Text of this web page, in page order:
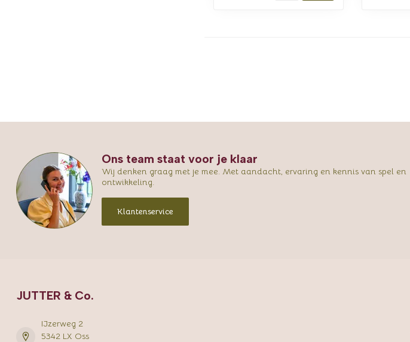
Ons team staat voor je klaar
Wij denken graag met je mee. Met aandacht, ervaring en kennis van spel en
ontwikkeling.
Klantenservice
JUTTER & Co.
IJzerweg 2
5342 LX Oss